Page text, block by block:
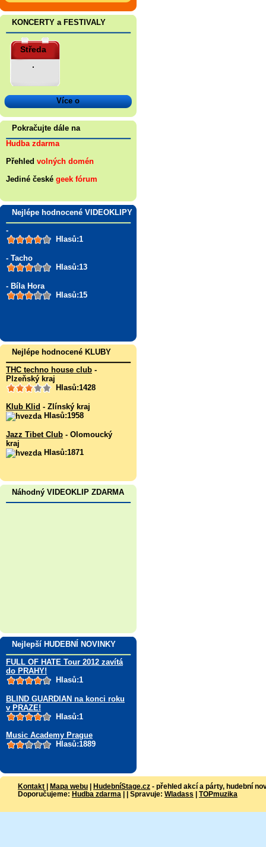
KONCERTY a FESTIVALY
Středa
.
Více o
Pokračujte dále na
Hudba zdarma
Přehled volných domén
Jediné české geek fórum
Nejlépe hodnocené VIDEOKLIPY
-
Hlasů:1
- Tacho
Hlasů:13
- Bíla Hora
Hlasů:15
Nejlépe hodnocené KLUBY
THC techno house club -
Plzeňský kraj
Hlasů:1428
Klub Klid - Zlínský kraj
Hlasů:1958
Jazz Tibet Club - Olomoucký
kraj
Hlasů:1871
Náhodný VIDEOKLIP ZDARMA
Nejlepší HUDEBNÍ NOVINKY
FULL OF HATE Tour 2012 zavítá
do PRAHY!
Hlasů:1
BLIND GUARDIAN na konci roku
v PRAZE!
Hlasů:1
Music Academy Prague
Hlasů:1889
Kontakt | Mapa webu | HudebníStage.cz - přehled akcí a párty, hudební
Doporučujeme: Hudba zdarma | | Spravuje: Wladass | TOPmuzika